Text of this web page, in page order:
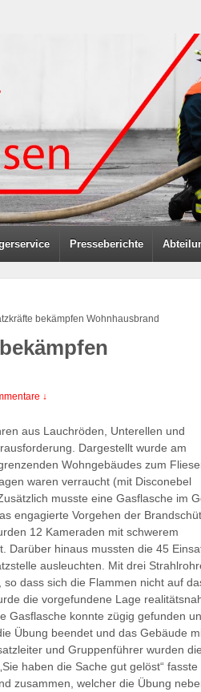
Presseberichte
bekämpfen Wohnhausbrand
↓
aus Lauchröden, Unterellen und
Dargestellt wurde am
Wohngebäudes zum
waren verraucht (mit Disconebel
musste eine Gasflasche im
engagierte Vorgehen der
12 Kameraden mit schwerem
Darüber hinaus mussten die 45
ausleuchten. Mit drei
dass sich die Flammen nicht auf
die vorgefundene Lage
Gasflasche konnte zügig gefunden
Übung beendet und das Gebäude
und Gruppenführer wurden
haben die Sache gut gelöst“ fasste
zusammen, welcher die Übung